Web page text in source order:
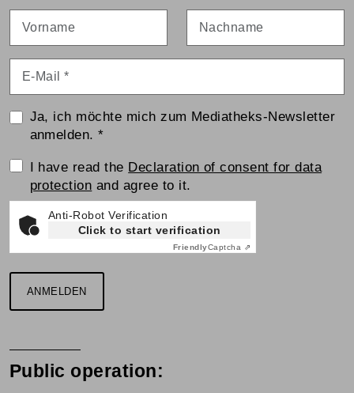
Ja, ich möchte mich zum Mediatheks-Newsletter
anmelden.*
Einwilligungserklärung
I have read the Declaration of consent for data
protection and agree to it.
Anti-Robot Verification
Click to start verification
FriendlyCaptcha ⇗
ANMELDEN
Public operation: